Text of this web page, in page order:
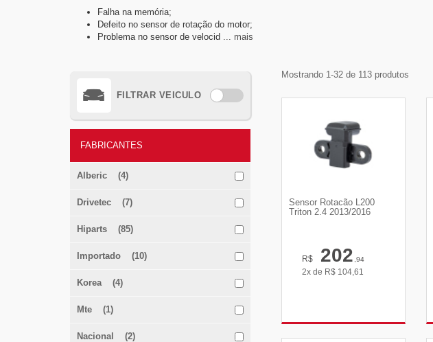
Falha na memória;
Defeito no sensor de rotação do motor;
Problema no sensor de velocid ... mais
FILTRAR VEICULO
FABRICANTES
Alberic (4)
Drivetec (7)
Hiparts (85)
Importado (10)
Korea (4)
Mte (1)
Nacional (2)
Mostrando 1-32 de 113 produtos
Sensor Rotacão L200
Triton 2.4 2013/2016
R$ 202,94
2x de R$ 104,61